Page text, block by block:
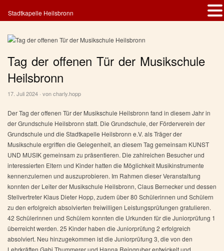
Tag der offenen Tür der Musikschule
Heilsbronn
17. Juli 2024 · voncharly.hopp
Der Tag der offenen Tür der Musikschule Heilsbronn fand in diesem Jahr in
der Grundschule Heilsbronn statt. Die Grundschule, der Förderverein der
Grundschule und die Stadtkapelle Heilsbronn e.V. als Träger der
Musikschule ergriffen die Gelegenheit, an diesem Tag gemeinsam KUNST
UND MUSIK gemeinsam zu präsentieren. Die zahlreichen Besucher und
interessierten Eltern und Kinder hatten die Möglichkeit Musikinstrumente
kennenzulernen und auszuprobieren. Im Rahmen dieser Veranstaltung
konnten der Leiter der Musikschule Heilsbronn, Claus Bernecker und dessen
Stellvertreter Klaus Dieter Hopp, zudem über 80 Schülerinnen und Schülern
zu den erfolgreich absolvierten freiwilligen Leistungsprüfungen gratulieren.
42 Schülerinnen und Schülern konnten die Urkunden für die Juniorprüfung 1
überreicht werden. 25 Kinder haben die Juniorprüfung 2 erfolgreich
absolviert. Neu hinzugekommen ist die Juniorprüfung 3, die von den
Stadtkapelle Heilsbronn